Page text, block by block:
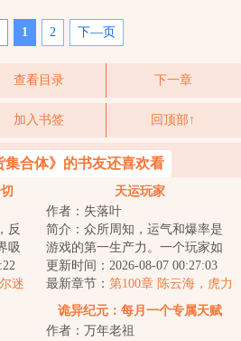
1 2 下—页
查看目录 下一章
加入书签 回顶部↑
合体》的书友还喜欢看
反
吸
死
迷
天运玩家
作者：失落叶
简介：众所周知，运气和爆率是
游戏的第一生产力。一个玩家如
果失去运气，将举步维艰。而
我，气运加身，天...
更新时间：2026-08-07 00:27:03
最新章节： 第100章 陈云海，虎力
lv4！（2更）
诡异纪元：每月一个专属天赋
作者：万年老祖